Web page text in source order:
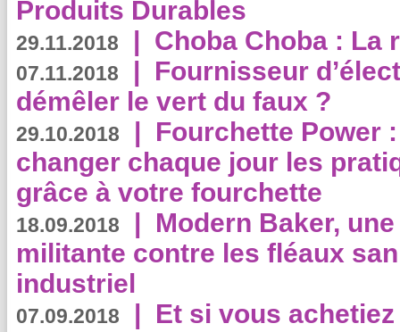
Produits Durables
29.11.2018 | Choba Choba : La
07.11.2018 | Fournisseur
démêler le vert du faux ?
29.10.2018 | Fourchette Power
changer chaque jour les
grâce à votre fourchette
18.09.2018 | Modern Baker,
militante contre les fléaux
industriel
07.09.2018 | Et si vous